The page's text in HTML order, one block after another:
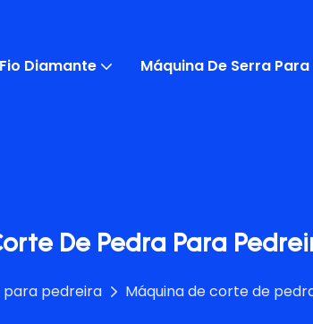
Fio Diamante Máquina De Serra
De Pedra Para
para pedreira Máquina de corte de